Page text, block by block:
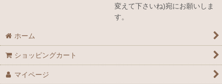
変えて下さいね)宛にお願いしま
す。
ホーム
ショッピングカート
マイページ